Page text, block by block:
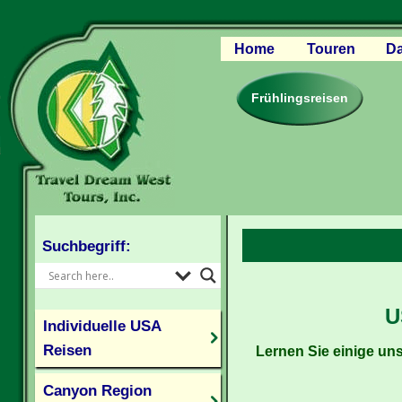
Home
Touren
Canyon Region
Rocky
Pazifischer
Frühlingsreisen
Lernen Sie einige
Suchbegriff:
Individuelle USA
Reisen
Canyon Region